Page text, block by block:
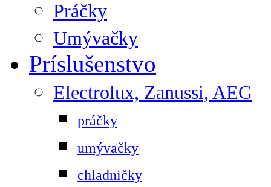
Práčky
Umývačky
Príslušenstvo
Electrolux, Zanussi, AEG
práčky
umývačky
chladničky